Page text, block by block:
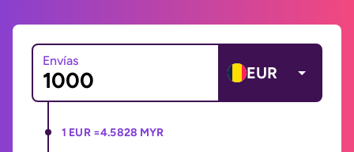
Envías
EUR
1 EUR =4.5828 MYR